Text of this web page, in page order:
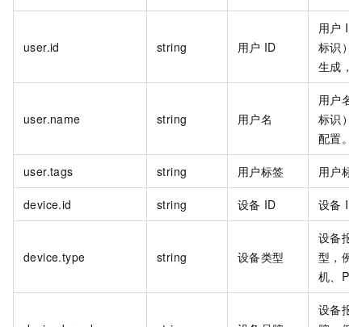
user.id string 用户 ID
用户 ID
标识）
生成，
user.name string 用户名
用户名
标识）
配置。
user.tags string 用户标签 用户标
device.id string 设备 ID 设备 ID
device.type string 设备类型
设备报
型，例
机、PC
设备报